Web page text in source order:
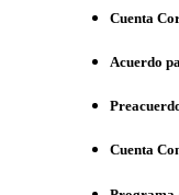
Cuenta
Acuerdo
Cuenta